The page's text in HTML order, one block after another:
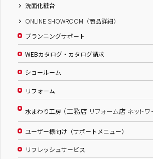
洗面化粧台
ONLINE SHOWROOM（商品詳細）
プランニングサポート
WEBカタログ・カタログ請求
ショールーム
リフォーム
水まわり工房 （工務店 リフォーム店 ネットワ
ユーザー様向け（サポートメニュー）
リフレッシュサービス